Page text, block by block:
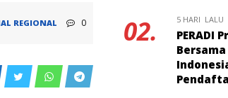
REGIONAL 0 02. 5 HARI LALU
PERADI